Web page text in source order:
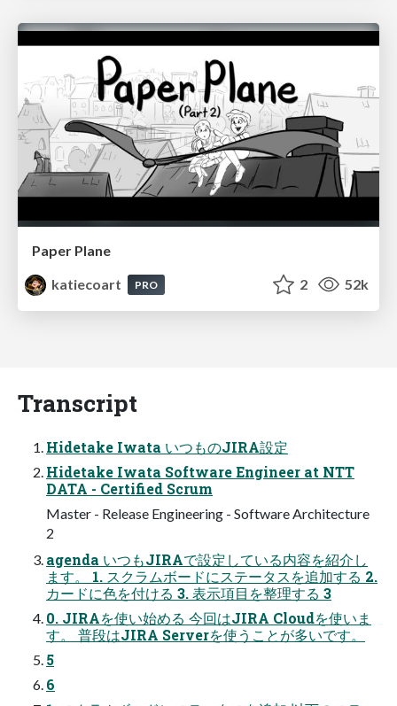
Paper Plane
katiecoart
PRO 2 52k
Transcript
Hidetake Iwata いつものJIRA設定
Hidetake Iwata Software Engineer at NTT
DATA - Certified Scrum
Master - Release Engineering - Software Architecture
2
agenda いつもJIRAで設定している内容を紹介し
ます。 1. スクラムボードにステータスを追加する 2.
カードに色を付ける 3. 表示項目を整理する 3
0. JIRAを使い始める 今回はJIRA Cloudを使いま
す。 普段はJIRA Serverを使うことが多いです。
5
6